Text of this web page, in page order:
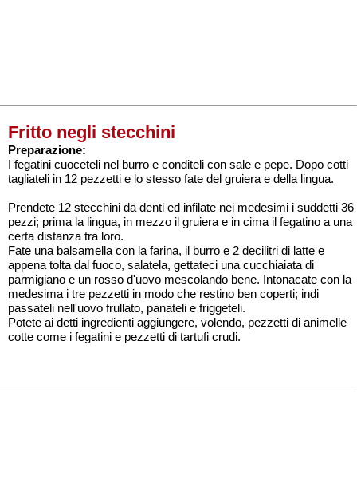
Fritto negli stecchini
Preparazione:
I fegatini cuoceteli nel burro e conditeli con sale e pepe. Dopo cotti
tagliateli in 12 pezzetti e lo stesso fate del gruiera e della lingua.
Prendete 12 stecchini da denti ed infilate nei medesimi i suddetti 36
pezzi; prima la lingua, in mezzo il gruiera e in cima il fegatino a una
certa distanza tra loro.
Fate una balsamella con la farina, il burro e 2 decilitri di latte e
appena tolta dal fuoco, salatela, gettateci una cucchiaiata di
parmigiano e un rosso d'uovo mescolando bene. Intonacate con la
medesima i tre pezzetti in modo che restino ben coperti; indi
passateli nell'uovo frullato, panateli e friggeteli.
Potete ai detti ingredienti aggiungere, volendo, pezzetti di animelle
cotte come i fegatini e pezzetti di tartufi crudi.